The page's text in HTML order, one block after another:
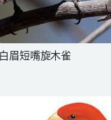
白眉短嘴旋木雀